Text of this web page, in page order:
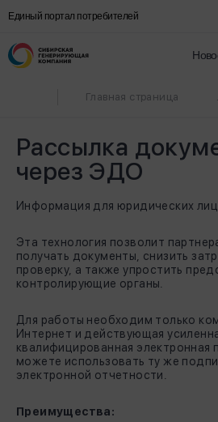
Единый портал потребителей
Главная страница
Рассылка
через ЭДО
Информация для юридических
Эта технология позволит
получать документы, снизить
проверку, а также упростить
контролирующие органы.
Для работы необходим только
Интернет и действующая
квалифицированная электронная
можете использовать ту же
электронной отчетности.
Преимущества: